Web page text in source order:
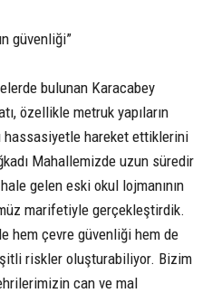
güvenliği”
bulunan Karacabey
özellikle metruk yapıların
hareket ettiklerini
Mahallemizde uzun süredir
gelen eski okul lojmanının
marifetiyle gerçekleştirdik.
hem çevre güvenliği hem de
riskler oluşturabiliyor. Bizim
can ve mal